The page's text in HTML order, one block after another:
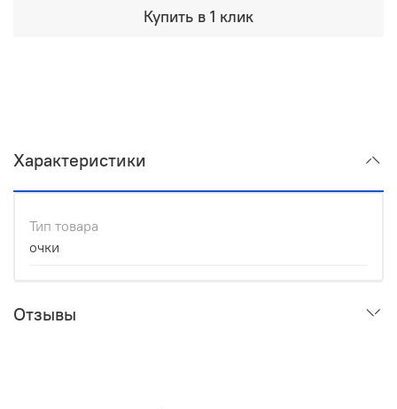
Купить в 1 клик
Характеристики
Тип товара
очки
Отзывы